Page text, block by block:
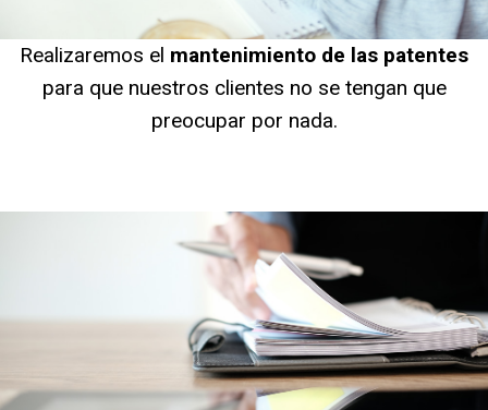
Realizaremos el mantenimiento de las patentes
para que nuestros clientes no se tengan que
preocupar por nada.